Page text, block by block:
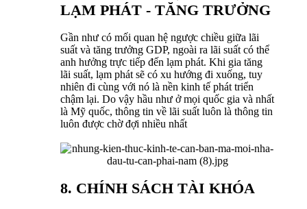
LẠM PHÁT - TĂNG TRƯỞNG
Gần như có mối quan hệ ngược chiều giữa lãi
suất và tăng trưởng GDP, ngoài ra lãi suất có thể
anh hưởng trực tiếp đến lạm phát. Khi gia tăng
lãi suất, lạm phát sẽ có xu hướng đi xuống, tuy
nhiên đi cùng với nó là nền kinh tế phát triển
chậm lại. Do vậy hầu như ở mọi quốc gia và nhất
là Mỹ quốc, thông tin về lãi suất luôn là thông tin
luôn được chờ đợi nhiều nhất
8. CHÍNH SÁCH TÀI KHÓA